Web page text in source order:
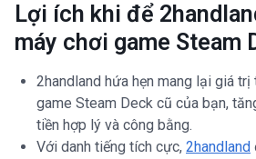
Lợi ích khi để
máy chơi game Steam
2handland hứa hẹn mang lại giá
game Steam Deck cũ của bạn,
tiền hợp lý và công bằng.
Với danh tiếng tích cực, 2handland